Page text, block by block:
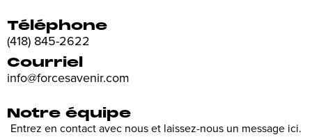
Téléphone
(418) 845-2622
Courriel
info@forcesavenir.com
Notre équipe
Entrez en contact avec nous et laissez-nous un message ici.